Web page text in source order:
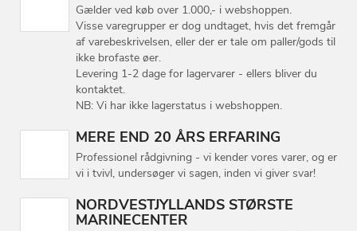
Gælder ved køb over 1.000,- i webshoppen.
Visse varegrupper er dog undtaget, hvis det fremgår
af varebeskrivelsen, eller der er tale om paller/gods til
ikke brofaste øer.
Levering 1-2 dage for lagervarer - ellers bliver du
kontaktet.
NB: Vi har ikke lagerstatus i webshoppen.
MERE END 20 ÅRS ERFARING
Professionel rådgivning - vi kender vores varer, og er
vi i tvivl, undersøger vi sagen, inden vi giver svar!
NORDVESTJYLLANDS STØRSTE
MARINECENTER